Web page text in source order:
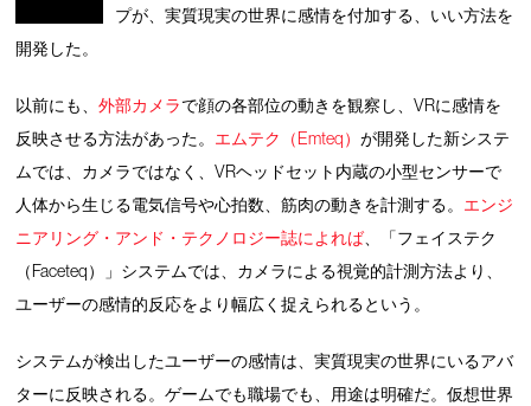
プが、実質現実の世界に感情を付加する、いい方法を
開発した。
以前にも、外部カメラで顔の各部位の動きを観察し、VRに感情を
反映させる方法があった。 エムテク（Emteq）が開発した新システ
ムでは、カメラではなく、VRヘッドセット内蔵の小型センサーで
人体から生じる電気信号や心拍数、筋肉の動きを計測する。 エンジ
ニアリング・アンド・テクノロジー誌によれば、「フェイステク
（Faceteq）」システムでは、カメラによる視覚的計測方法より、
ユーザーの感情的反応をより幅広く捉えられるという。
システムが検出したユーザーの感情は、実質現実の世界にいるアバ
ターに反映される。ゲームでも職場でも、用途は明確だ。仮想世界